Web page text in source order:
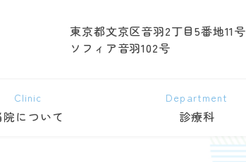
東京都文京区音羽2丁目5番地11号
ソフィア音羽102号
Clinic
院について
Department
診療科